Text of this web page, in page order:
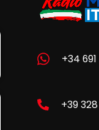
+34
+39